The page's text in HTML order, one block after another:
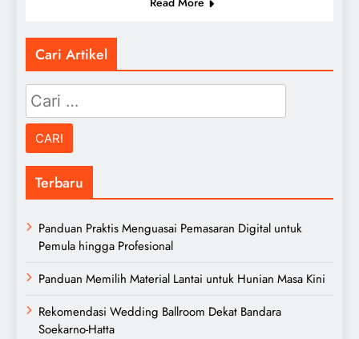
Cari Artikel
Cari
untuk:
Terbaru
Panduan Praktis Menguasai Pemasaran Digital untuk
Pemula hingga Profesional
Panduan Memilih Material Lantai untuk Hunian Masa Kini
Rekomendasi Wedding Ballroom Dekat Bandara
Soekarno-Hatta